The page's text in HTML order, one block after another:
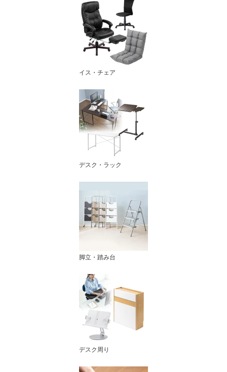
イス・チェア
デスク・ラック
脚立・踏み台
デスク周り